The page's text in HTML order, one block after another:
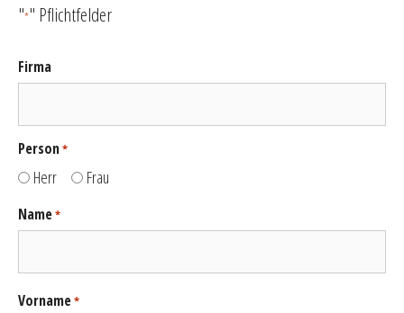
"*" Pflichtfelder
Firma
Person*
Herr Frau
Name*
Vorname*